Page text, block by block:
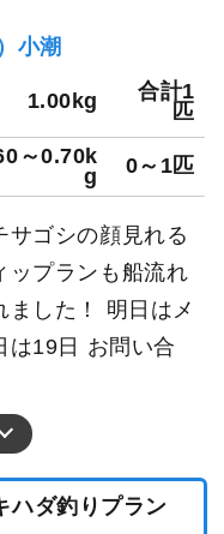
小潮
1.00kg
合計1
匹
～0.70k
g
0～1匹
サゴシの顔見れる
ップランも船流れ
ました！ 明日はメ
は19日 お問い合
ダ釣りプラン